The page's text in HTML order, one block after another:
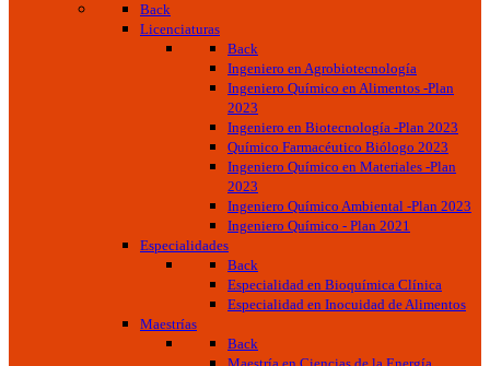
Back
Licenciaturas
Back
Ingeniero en Agrobiotecnología
Ingeniero Químico en Alimentos -Plan
2023
Ingeniero en Biotecnología -Plan 2023
Químico Farmacéutico Biólogo 2023
Ingeniero Químico en Materiales -Plan
2023
Ingeniero Químico Ambiental -Plan 2023
Ingeniero Químico - Plan 2021
Especialidades
Back
Especialidad en Bioquímica Clínica
Especialidad en Inocuidad de Alimentos
Maestrías
Back